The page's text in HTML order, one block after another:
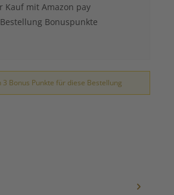
Kauf mit Amazon pay
Bonuspunkte
3 Bonus Punkte für diese Bestellung